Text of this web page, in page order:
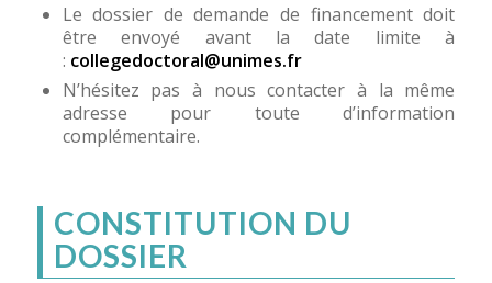
Le dossier de demande de financement doit
être envoyé avant la date limite à
: collegedoctoral@unimes.fr
N’hésitez pas à nous contacter à la même
adresse pour toute d’information
complémentaire.
CONSTITUTION DU
DOSSIER